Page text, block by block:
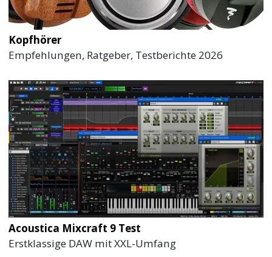
Kopfhörer
Empfehlungen, Ratgeber, Testberichte 2026
Acoustica Mixcraft 9 Test
Erstklassige DAW mit XXL-Umfang